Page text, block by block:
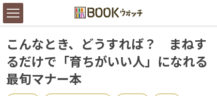
こんなとき、どうすれば？ まねす
るだけで「育ちがいい人」になれる
最旬マナー本